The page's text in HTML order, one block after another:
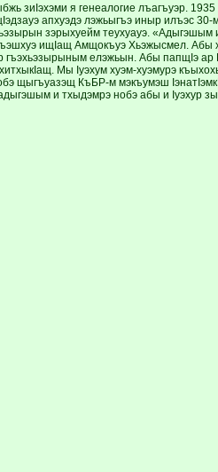
зиIэхэми я генеалогие лъагъуэр.
апхуэдэ лэжьыгъэ иныр илъэс
зэрыхуейм теухуауэ.
ищIащ Амщокъуэ Хьэжысмел.
гъэхьэзырыным елэжьын. Абы папщIэ
Мы Iуэхум хуэм-хуэмурэ
щыгъуазэщ КъБР-м мэкъумэш
и тхыдэмрэ нобэ абы и Iуэхур